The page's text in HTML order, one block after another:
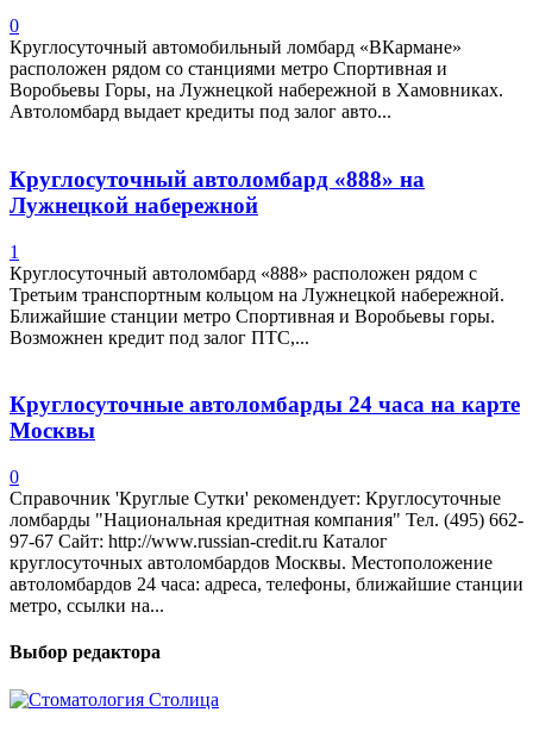
0
Круглосуточный автомобильный ломбард «ВКармане»
расположен рядом со станциями метро Спортивная и
Воробьевы Горы, на Лужнецкой набережной в Хамовниках.
Автоломбард выдает кредиты под залог авто...
Круглосуточный автоломбард «888» на
Лужнецкой набережной
1
Круглосуточный автоломбард «888» расположен рядом с
Третьим транспортным кольцом на Лужнецкой набережной.
Ближайшие станции метро Спортивная и Воробьевы горы.
Возможнен кредит под залог ПТС,...
Круглосуточные автоломбарды 24 часа на карте
Москвы
0
Справочник 'Круглые Сутки' рекомендует: Круглосуточные
ломбарды "Национальная кредитная компания" Тел. (495) 662-
97-67 Сайт: http://www.russian-credit.ru Каталог
круглосуточных автоломбардов Москвы. Местоположение
автоломбардов 24 часа: адреса, телефоны, ближайшие станции
метро, ссылки на...
Выбор редактора